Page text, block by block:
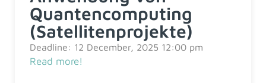
Quantencomputing
(Satellitenprojekte)
Deadline: 12 December, 2025 12:00 pm
Read more!